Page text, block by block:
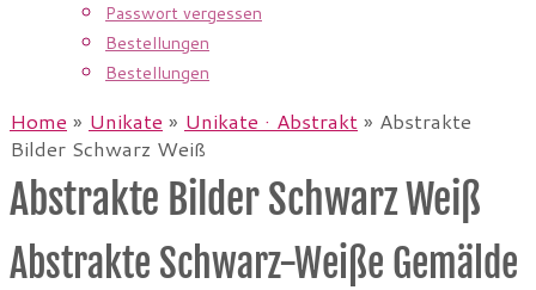
Passwort vergessen
Bestellungen
Bestellungen
Home » Unikate » Unikate · Abstrakt » Abstrakte
Bilder Schwarz Weiß
Abstrakte Bilder Schwarz Weiß
Abstrakte Schwarz-Weiße Gemälde